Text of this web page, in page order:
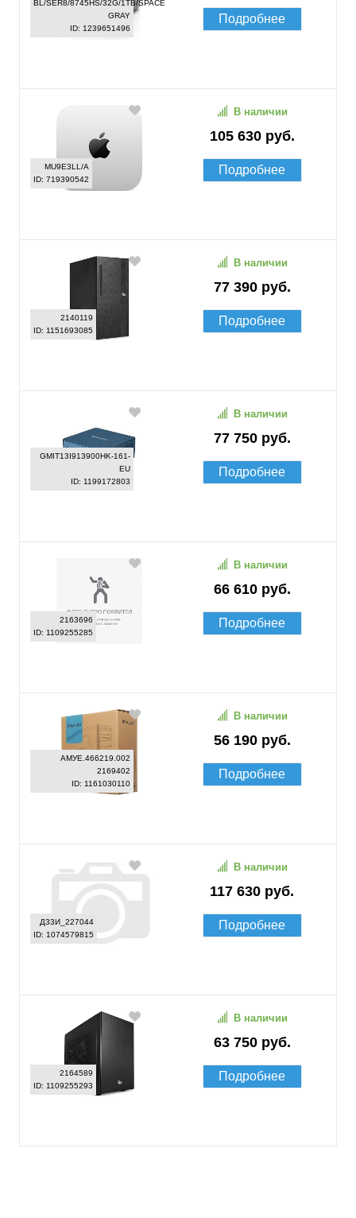
BL/SER8/8745HS/32G/1TB/SPACE
GRAY
ID: 1239651496
Подробнее
MU9E3LL/A
ID: 719390542
105 630 руб.
В наличии
Подробнее
2140119
ID: 1151693085
77 390 руб.
В наличии
Подробнее
GMIT13I913900HK-161-
EU
ID: 1199172803
77 750 руб.
В наличии
Подробнее
2163696
ID: 1109255285
66 610 руб.
В наличии
Подробнее
АМУЕ.466219.002
2169402
ID: 1161030110
56 190 руб.
В наличии
Подробнее
Д33И_227044
ID: 1074579815
117 630 руб.
В наличии
Подробнее
2164589
ID: 1109255293
63 750 руб.
В наличии
Подробнее